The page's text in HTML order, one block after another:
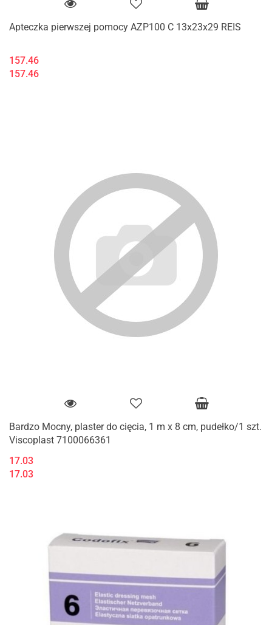
Apteczka pierwszej pomocy AZP100 C 13x23x29 REIS
157.46
157.46
Bardzo Mocny, plaster do cięcia, 1 m x 8 cm, pudełko/1 szt.
Viscoplast 7100066361
17.03
17.03